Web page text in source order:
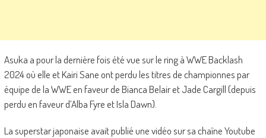
Asuka a pour la dernière fois été vue sur le ring à WWE Backlash
2024 où elle et Kairi Sane ont perdu les titres de championnes par
équipe de la WWE en faveur de Bianca Belair et Jade Cargill (depuis
perdu en faveur d’Alba Fyre et Isla Dawn).
La superstar japonaise avait publié une vidéo sur sa chaîne Youtube